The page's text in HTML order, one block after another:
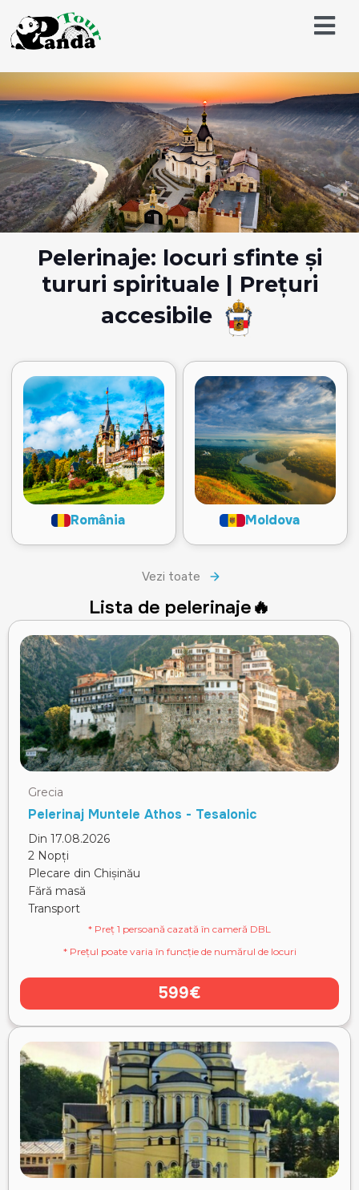
Pelerinaje: locuri sfinte și
tururi spirituale | Prețuri
accesibile
România Moldova
Vezi toate
Lista de pelerinaje🔥
Grecia
Pelerinaj Muntele Athos - Tesalonic
Din 17.08.2026
2 Nopți
Plecare din Chișinău
Fără masă
Transport
* Preț 1 persoană cazată în cameră DBL
* Prețul poate varia în funcție de numărul de locuri
599€